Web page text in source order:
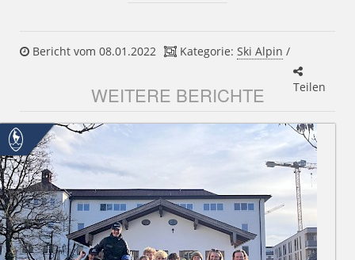
Bericht vom 08.01.2022 Kategorie: Ski Alpin /
Teilen
WEITERE BERICHTE